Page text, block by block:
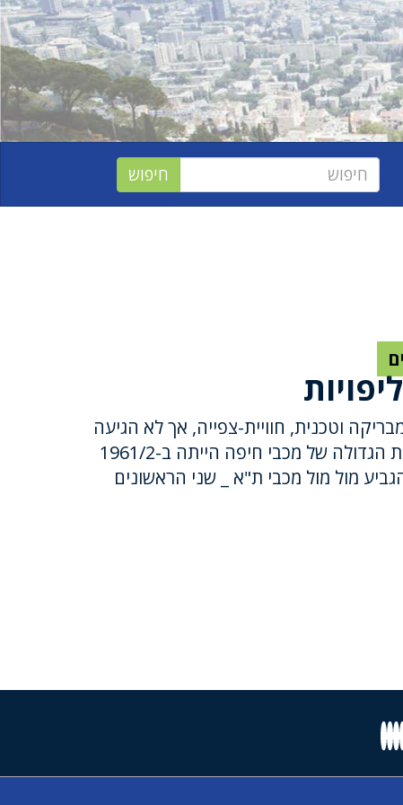
וטכנית, חוויית-צפייה, אך לא הגיעה
לאזור התארים. ההתפוצצות הגדולה של מכבי חיפה הייתה ב-1961/2
מול מול מכבי ת"א _ שני הראשונים